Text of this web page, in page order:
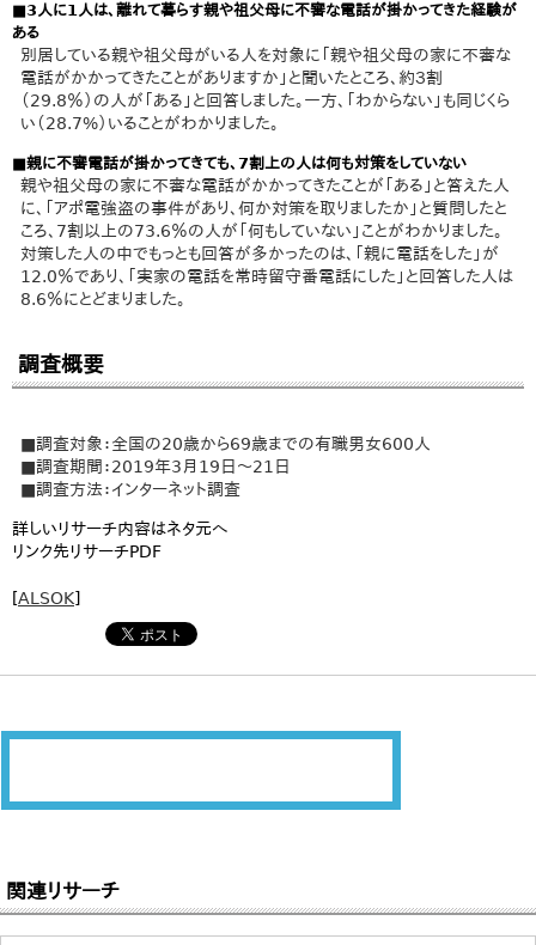
■3人に1人は、離れて暮らす親や祖父母に不審な電話が掛かってきた経験が
ある
別居している親や祖父母がいる人を対象に「親や祖父母の家に不審な
電話がかかってきたことがありますか」と聞いたところ、約３割
（29.8％）の人が「ある」と回答しました。一方、「わからない」も同じくら
い（28.7%）いることがわかりました。
■親に不審電話が掛かってきても、7割上の人は何も対策をしていない
親や祖父母の家に不審な電話がかかってきたことが「ある」と答えた人
に、「アポ電強盗の事件があり、何か対策を取りましたか」と質問したと
ころ、7割以上の73.6％の人が「何もしていない」ことがわかりました。
対策した人の中でもっとも回答が多かったのは、「親に電話をした」が
12.0％であり、「実家の電話を常時留守番電話にした」と回答した人は
8.6％にとどまりました。
調査概要
■調査対象：全国の20歳から69歳までの有職男女600人
■調査期間：2019年3月19日～21日
■調査方法：インターネット調査
詳しいリサーチ内容はネタ元へ
リンク先リサーチPDF
[ALSOK]
関連リサーチ